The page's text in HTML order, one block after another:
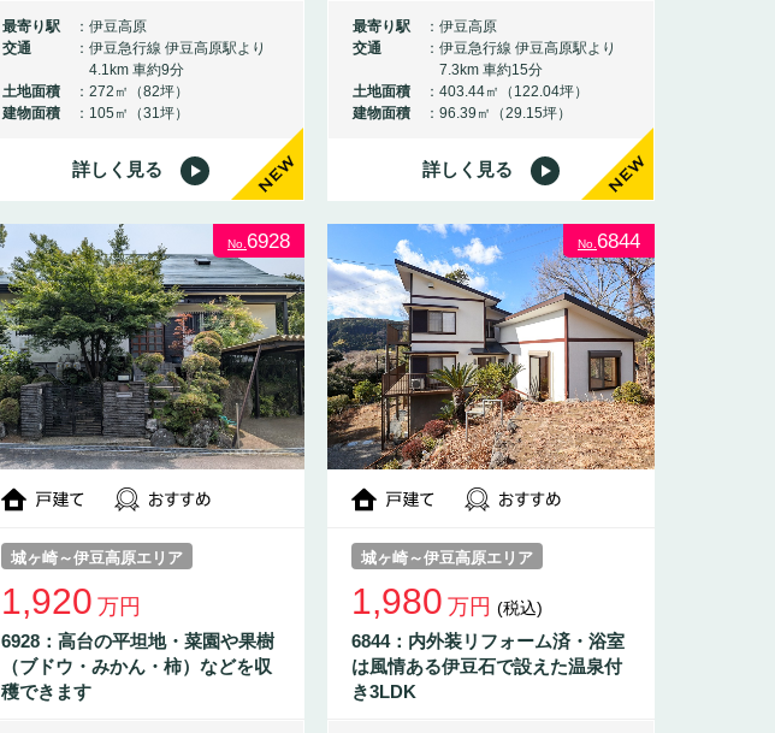
最寄り駅
伊豆高原
交通
伊豆急行線 伊豆高原駅より
4.1km 車約9分
土地面積
272㎡（82坪）
建物面積
105㎡（31坪）
詳しく見る
最寄り駅
伊豆高原
交通
伊豆急行線 伊豆高原駅より
7.3km 車約15分
土地面積
403.44㎡（122.04坪）
建物面積
96.39㎡（29.15坪）
詳しく見る
No. 6928
城ヶ崎～伊豆高原エリア
1,920 万円
6928：高台の平坦地・菜園や果樹
（ブドウ・みかん・柿）などを収
穫できます
No. 6844
城ヶ崎～伊豆高原エリア
1,980 万円 (税込)
6844：内外装リフォーム済・浴室
は風情ある伊豆石で設えた温泉付
き3LDK